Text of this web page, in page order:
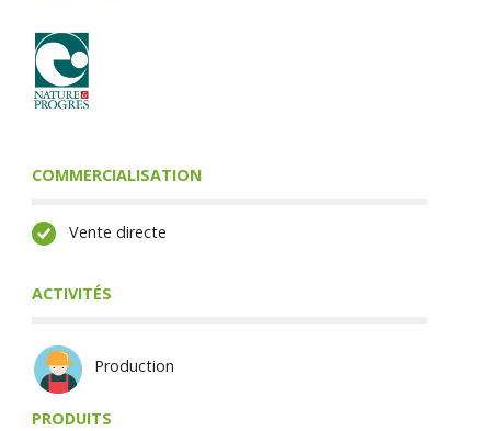
COMMERCIALISATION
Vente directe
ACTIVITÉS
Production
PRODUITS